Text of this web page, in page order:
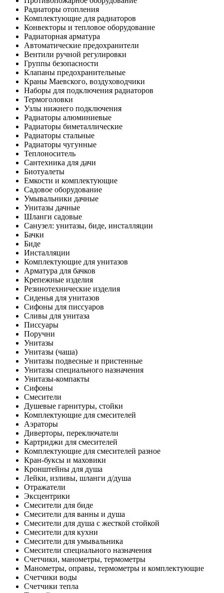
Радиаторы отопления
Комплектующие для радиаторов
Конвекторы и тепловое оборудование
Радиаторная арматура
Автоматические предохранители
Вентили ручной регулировки
Группы безопасности
Клапаны предохранительные
Краны Маевского, воздуховодчики
Наборы для подключения радиаторов
Термоголовки
Узлы нижнего подключения
Радиаторы алюминиевые
Радиаторы биметаллические
Радиаторы стальные
Радиаторы чугунные
Теплоноситель
Сантехника для дачи
Биотуалеты
Емкости и комплектующие
Садовое оборудование
Умывальники дачные
Унитазы дачные
Шланги садовые
Санузел: унитазы, биде, инсталляции
Бачки
Биде
Инсталляции
Комплектующие для унитазов
Арматура для бачков
Крепежные изделия
Резинотехнические изделия
Сиденья для унитазов
Сифоны для писсуаров
Сливы для унитаза
Писсуары
Поручни
Унитазы
Унитазы (чаша)
Унитазы подвесные и пристенные
Унитазы специального назначения
Унитазы-компакты
Сифоны
Смесители
Душевые гарнитуры, стойки
Комплектующие для смесителей
Аэраторы
Диверторы, переключатели
Картриджи для смесителей
Комплектующие для смесителей разное
Кран-буксы и маховики
Кронштейны для душа
Лейки, изливы, шланги д/душа
Отражатели
Эксцентрики
Смесители для биде
Смесители для ванны и душа
Смесители для душа с жесткой стойкой
Смесители для кухни
Смесители для умывальника
Смесители специального назначения
Счетчики, манометры, термометры
Манометры, оправы, термометры и комплектующие
Счетчики воды
Счетчики тепла